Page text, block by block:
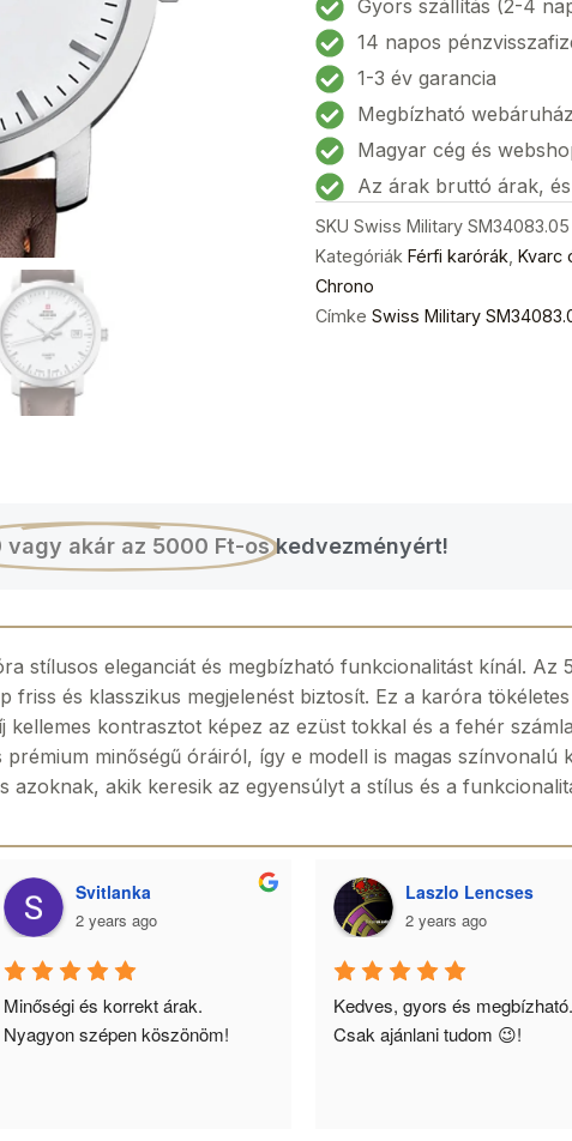
karóra
40mm
5ATM
mennyiség
Gyors szállítás (2-4
14 napos
1-3 év garancia
Megbízható webáruház
Magyar cég és
Az árak bruttó árak,
SKU Swiss Military SM34083.05
Kategóriák Férfi karórák Kvarc
Chrono
Címke Swiss Military
vagy akár az 5000 Ft-os kedvezményért!
stílusos eleganciát és megbízható funkcionalitást kínál.
és klasszikus megjelenést biztosít. Ez a karóra
kontrasztot képez az ezüst tokkal és a fehér
minőségű óráiról, így e modell is magas színvonalú
azoknak, akik keresik az egyensúlyt a stílus és a
Svitlanka
2 years ago
Minőségi és korrekt árak.
Nyagyon szépen köszönöm!
Laszlo Lencses
2 years ago
Kedves, gyors és megbízható.
Csak ajánlani tudom 😉!